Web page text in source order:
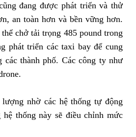
đang được phát triển và thử
an toàn hơn và bền vững hơn.
chở tải trọng 485 pound trong
phát triển các taxi bay để cung
các thành phố. Các công ty như
nhờ các hệ thống tự động
thống này sẽ điều chỉnh mức